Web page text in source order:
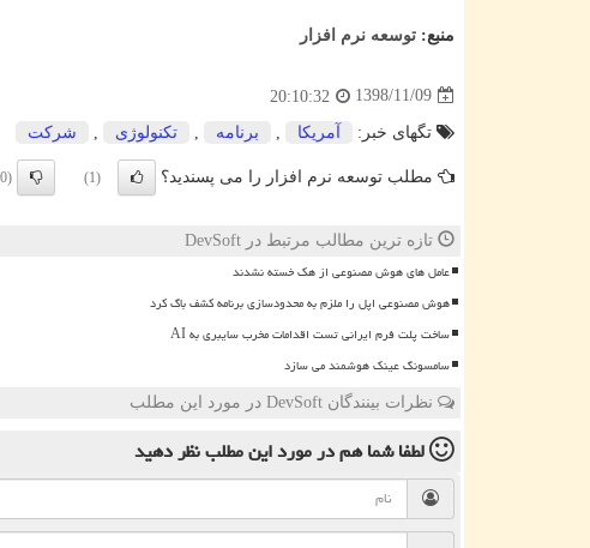
منبع: توسعه نرم افزار
1398/11/09
20:10:32
تگهای خبر: آمریكا برنامه تكنولوژی شركت
مطلب توسعه نرم افزار را می پسندید؟ (1)
(0)
تازه ترین مطالب مرتبط در DevSoft
عامل های هوش مصنوعی از هک خسته نشدند
هوش مصنوعی اپل را ملزم به محدودسازی برنامه کشف باگ کرد
ساخت پلت فرم ایرانی تست اقدامات مخرب سایبری به AI
سامسونگ عینک هوشمند می سازد
نظرات بینندگان DevSoft در مورد این مطلب
لطفا شما همدر مورد این مطلبنظر دهید